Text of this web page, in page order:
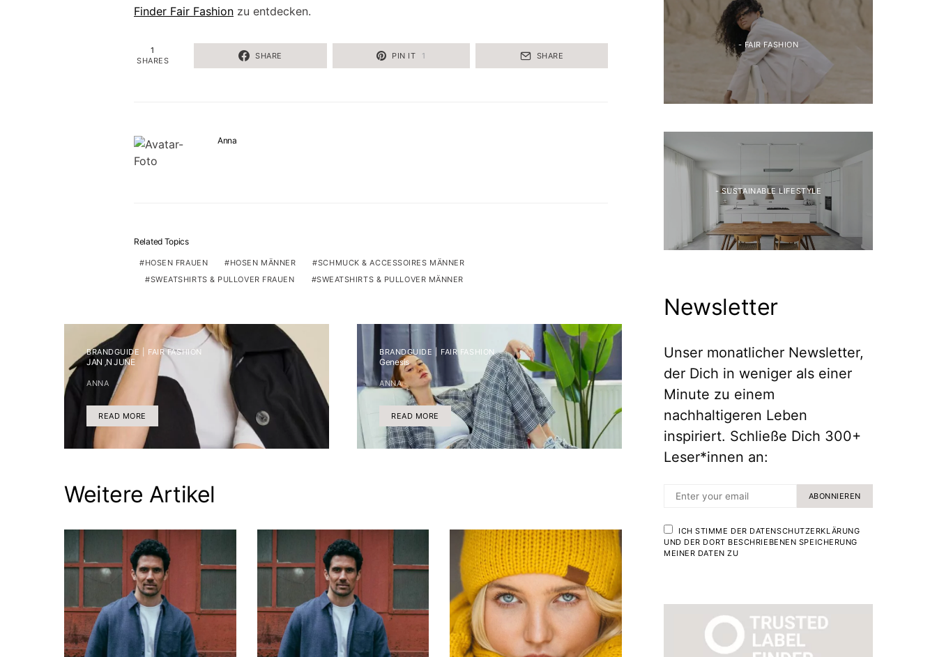
Finder Fair Fashion zu entdecken.
1
SHARES
SHARE PIN IT 1 SHARE
Anna
Related Topics
HOSEN FRAUEN HOSEN MÄNNER
SCHMUCK & ACCESSOIRES MÄNNER
SWEATSHIRTS & PULLOVER FRAUEN
SWEATSHIRTS & PULLOVER MÄNNER
BRANDGUIDE | FAIR FASHION
JAN ‚N JUNE
ANNA
READ MORE
BRANDGUIDE | FAIR FASHION
Genesis
ANNA
READ MORE
Weitere Artikel
- FAIR FASHION
- SUSTAINABLE LIFESTYLE
Newsletter
Unser monatlicher Newsletter,
der Dich in weniger als einer
Minute zu einem
nachhaltigeren Leben
inspiriert. Schließe Dich 300+
Leser*innen an:
ABONNIEREN
ICH STIMME DER DATENSCHUTZERKLÄRUNG
UND DER DORT BESCHRIEBENEN SPEICHERUNG
MEINER DATEN ZU